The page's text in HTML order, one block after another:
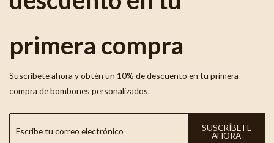
primera compra
Suscríbete ahora y obtén un 10% de descuento en tu primera
compra de bombones personalizados.
SUSCRÍBETE
AHORA